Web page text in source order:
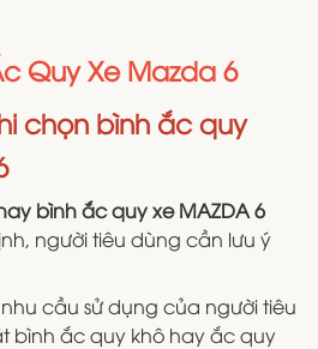
Quy Xe Mazda 6
chọn bình ắc quy
bình ắc quy xe MAZDA 6
người tiêu dùng cần lưu ý
cầu sử dụng của người tiêu
bình ắc quy khô hay ắc quy